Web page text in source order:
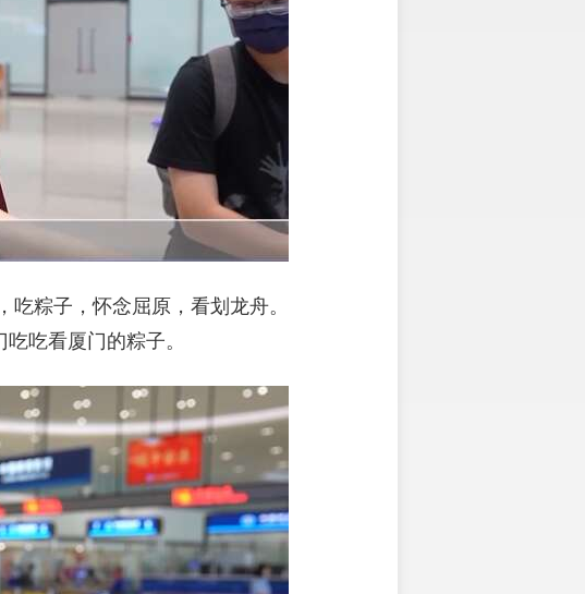
粽子，怀念屈原，看划龙舟。
吃看厦门的粽子。